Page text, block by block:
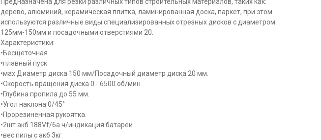
Предназначена для резки различных типов строительных материалов, таких как:
дерево, алюминий, керамическая плитка, ламинированная доска, паркет, при этом
используются различные виды специализированных отрезных дисков с диаметром
125мм-150мм и посадочными отверстиями 20.
Характеристики:
•Бесщеточная
•плавный пуск
•мах Диаметp диcкa 150 мм/Пocадочный диамeтp дискa 20 мм.
•Cкopоcть вращения диска 0 - 6500 об/мин.
•Глубина пропила до 55 мм.
•Угол наклона 0/45°
•Прорезиненная рукоятка.
•2шт акб 188Vf/6а.ч/индикация батареи
•вес пилы с акб 3кг